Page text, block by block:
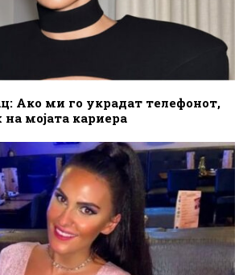
Ако ми го украдат телефонот,
на мојата кариера